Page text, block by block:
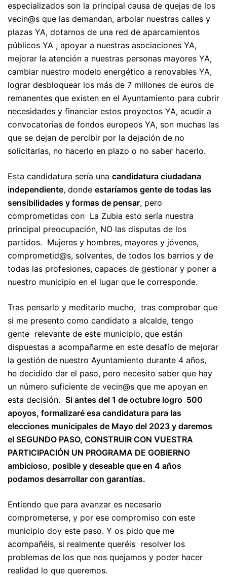
especializados son la principal causa de quejas de los
vecin@s que las demandan, arbolar nuestras calles y
plazas YA, dotarnos de una red de aparcamientos
públicos YA , apoyar a nuestras asociaciones YA,
mejorar la atención a nuestras personas mayores YA,
cambiar nuestro modelo energético a renovables YA,
lograr desbloquear los más de 7 millones de euros de
remanentes que existen en el Ayuntamiento para cubrir
necesidades y financiar estos proyectos YA, acudir a
convocatorias de fondos europeos YA, son muchas las
que se dejan de percibir por la dejación de no
solicitarlas, no hacerlo en plazo o no saber hacerlo.
Esta candidatura sería una candidatura ciudadana
independiente, donde estaríamos gente de todas las
sensibilidades y formas de pensar, pero
comprometidas con La Zubia esto sería nuestra
principal preocupación, NO las disputas de los
partidos. Mujeres y hombres, mayores y jóvenes,
comprometid@s, solventes, de todos los barrios y de
todas las profesiones, capaces de gestionar y poner a
nuestro municipio en el lugar que le corresponde.
Tras pensarlo y meditarlo mucho, tras comprobar que
si me presento como candidato a alcalde, tengo
gente relevante de este municipio, que están
dispuestas a acompañarme en este desafío de mejorar
la gestión de nuestro Ayuntamiento durante 4 años,
he decidido dar el paso, pero necesito saber que hay
un número suficiente de vecin@s que me apoyan en
esta decisión. Si antes del 1 de octubre logro 500
apoyos, formalizaré esa candidatura para las
elecciones municipales de Mayo del 2023 y daremos
el SEGUNDO PASO, CONSTRUIR CON VUESTRA
PARTICIPACIÓN UN PROGRAMA DE GOBIERNO
ambicioso, posible y deseable que en 4 años
podamos desarrollar con garantías.
Entiendo que para avanzar es necesario
comprometerse, y por ese compromiso con este
municipio doy este paso. Y os pido que me
acompañéis, si realmente queréis resolver los
problemas de los que nos quejamos y poder hacer
realidad lo que queremos.